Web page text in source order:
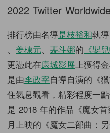
2022 Twitter
排行榜由名導是枝裕和執
、 姜棟元、 裴斗娜的 《嬰
更憑此在康城影展上獲得
是由李政宰自導自演的《
住氣息觀看，精彩程度一
是 2018 年的作品《魔女
月上映的《魔女二部曲：